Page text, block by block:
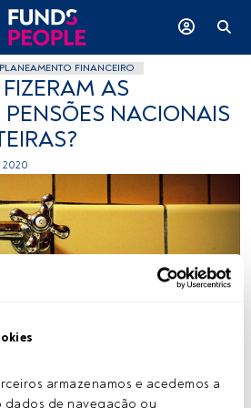
armazenamos e acedemos a
dados de navegação ou
PLANEAMENTO FINANCEIRO
AS
PENSÕES NACIONAIS
2020